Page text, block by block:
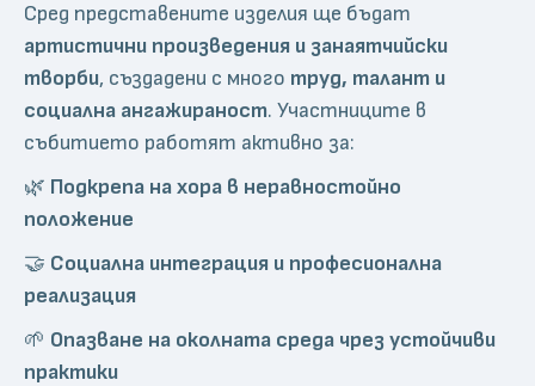
Сред представените изделия ще бъдат
артистични произведения и занаятчийски
творби, създадени с много труд, талант и
социална ангажираност. Участниците в
събитието работят активно за:
🌿 Подкрепа на хора в неравностойно
положение
🤝 Социална интеграция и професионална
реализация
🌱 Опазване на околната среда чрез устойчиви
практики